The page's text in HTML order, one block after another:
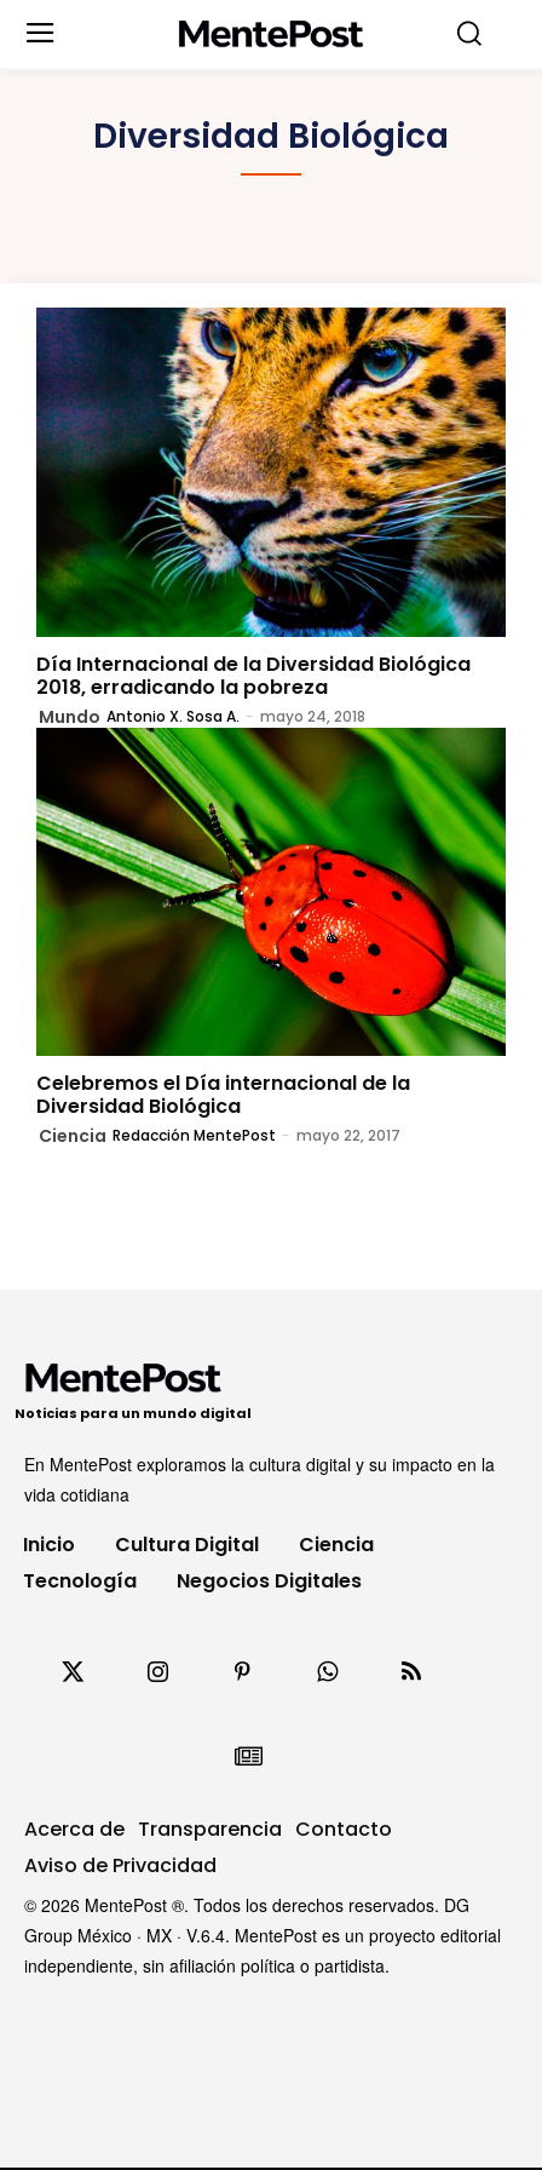
Diversidad Biológica
Día Internacional de la Diversidad Biológica
2018, erradicando la pobreza
Mundo Antonio X. Sosa A. - mayo 24, 2018
Celebremos el Día internacional de la
Diversidad Biológica
Ciencia Redacción MentePost - mayo 22, 2017
Noticias para un mundo digital
En MentePost exploramos la cultura digital y su impacto en la
vida cotidiana
Inicio Cultura Digital
Ciencia
Tecnología
Negocios Digitales
Acerca de Transparencia Contacto
Aviso de Privacidad
© 2026 MentePost ®. Todos los derechos reservados. DG
Group México · MX · V.6.4. MentePost es un proyecto editorial
independiente, sin afiliación política o partidista.